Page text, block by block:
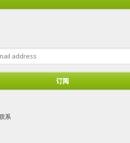
订阅
系